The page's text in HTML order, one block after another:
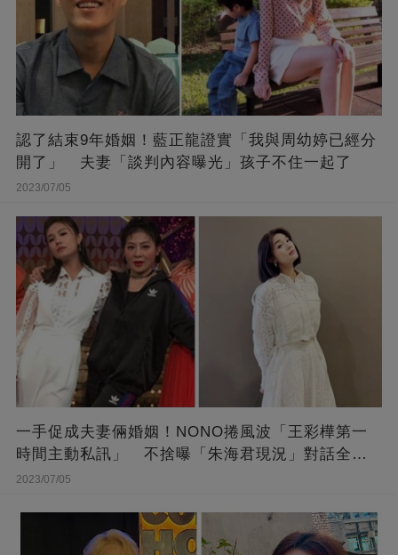
認了結束9年婚姻！藍正龍證實「我與周幼婷已經分
開了」 夫妻「談判內容曝光」孩子不住一起了
2023/07/05
一手促成夫妻倆婚姻！NONO捲風波「王彩樺第一
時間主動私訊」 不捨曝「朱海君現況」對話全公
開
2023/07/05